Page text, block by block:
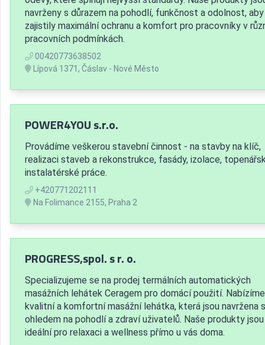
navrženy s důrazem na pohodlí, funkčnost a odolnost, aby
zajistily maximální ochranu a komfort pro pracovníky v
pracovních podmínkách.
00420773638502
Lípová 1371, Čáslav - Nové Město
POWER4YOU s.r.o.
Provádíme veškerou stavební činnost - na stavby na klíč,
realizaci staveb a rekonstrukce, fasády, izolace,
instalatérské práce.
+420771202111
Na Folimance 2155, Praha 2
PROGRESS,spol. s r. o.
Specializujeme se na prodej termálních automatických
masážních lehátek Ceragem pro domácí použití. Nabízíme
kvalitní a komfortní masážní lehátka, která jsou navržena s
ohledem na pohodlí a zdraví uživatelů. Naše produkty jsou
ideální pro relaxaci a wellness přímo u vás doma.